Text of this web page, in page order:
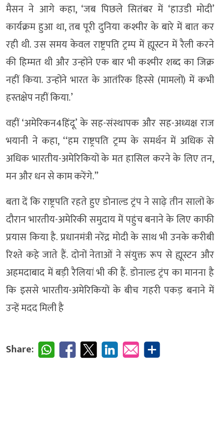
मैसन ने आगे कहा, ‘जब पिछले सितंबर में ‘हाउडी मोदी’
कार्यक्रम हुआ था, तब पूरी दुनिया कश्मीर के बारे में बात कर
रही थी. उस समय केवल राष्ट्रपति ट्रम्प में ह्यूस्टन में रैली करने
की हिम्मत थी और उन्होंने एक बार भी कश्मीर शब्द का जिक्र
नहीं किया. उन्होंने भारत के आतंरिक हिस्से (मामलों) में कभी
हस्तक्षेप नहीं किया.’
वहीं ‘अमेरिकन4हिंदू’ के सह-संस्थापक और सह-अध्यक्ष राज
भयानी ने कहा, ‘‘हम राष्ट्रपति ट्रम्प के समर्थन में अधिक से
अधिक भारतीय-अमेरिकियों के मत हासिल करने के लिए तन,
मन और धन से काम करेंगे.’’
बता दें कि राष्ट्रपति रहते हुए डोनाल्ड ट्रंप ने साढ़े तीन सालों के
दौरान भारतीय-अमेरिकी समुदाय में पहुंच बनाने के लिए काफी
प्रयास किया है. प्रधानमंत्री नरेंद्र मोदी के साथ भी उनके करीबी
रिश्ते कहे जाते हैं. दोनों नेताओं ने संयुक्त रूप से ह्यूस्टन और
अहमदाबाद में बड़ी रैलियां भी की हैं. डोनाल्ड ट्रंप का मानना है
कि इससे भारतीय-अमेरिकियों के बीच गहरी पकड़ बनाने में
उन्हें मदद मिली है
Share: